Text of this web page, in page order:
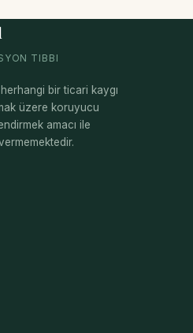
TIBBI
bir ticari kaygı
üzere koruyucu
amacı ile